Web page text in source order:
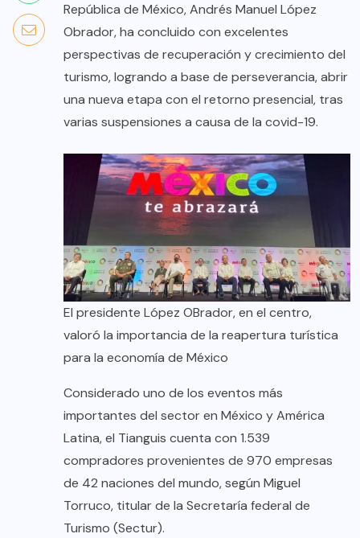
República de México, Andrés Manuel López
Obrador, ha concluido con excelentes
perspectivas de recuperación y crecimiento del
turismo, logrando a base de perseverancia, abrir
una nueva etapa con el retorno presencial, tras
varias suspensiones a causa de la covid-19.
El presidente López OBrador, en el centro,
valoró la importancia de la reapertura turística
para la economía de México
Considerado uno de los eventos más
importantes del sector en México y América
Latina, el Tianguis cuenta con 1.539
compradores provenientes de 970 empresas
de 42 naciones del mundo, según Miguel
Torruco, titular de la Secretaría federal de
Turismo (Sectur).